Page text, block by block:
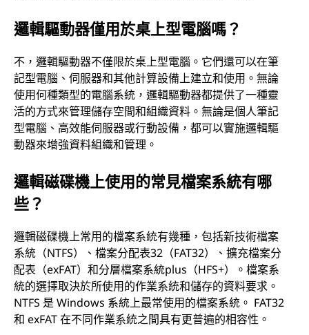
邏輯驅動器僅用於桌上型電腦嗎？
不，邏輯驅動器不僅限於桌上型電腦。它們還可以在筆
記型電腦、伺服器和其他計算設備上建立和使用。無論
使用何種類型的電腦系統，邏輯驅動器都提供了一種靈
活的方式來管理儲存空間和組織資料。無論是個人筆記
型電腦、高效能伺服器或行動設備，都可以實施邏輯驅
動器來增強資料組織和管理。
邏輯磁碟機上使用的常見檔案系統有哪
些？
邏輯磁碟機上常用的檔案系統有幾種，包括新技術檔案
系統（NTFS）、檔案分配表32（FAT32）、擴充檔案分
配表（exFAT）和分層檔案系統plus（HFS+）。檔案系
統的選擇取決於所使用的作業系統和儲存的資料要求。
NTFS 是 Windows 系統上最常使用的檔案系統。 FAT32
和 exFAT 在不同作業系統之間具有更普遍的相容性。